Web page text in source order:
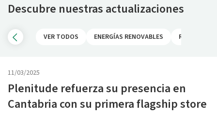
Descubre nuestras actualizaciones
VER TODOS ENERGÍAS RENOVABLES RETAIL
11/03/2025
Plenitude refuerza su presencia en
Cantabria con su primera flagship store